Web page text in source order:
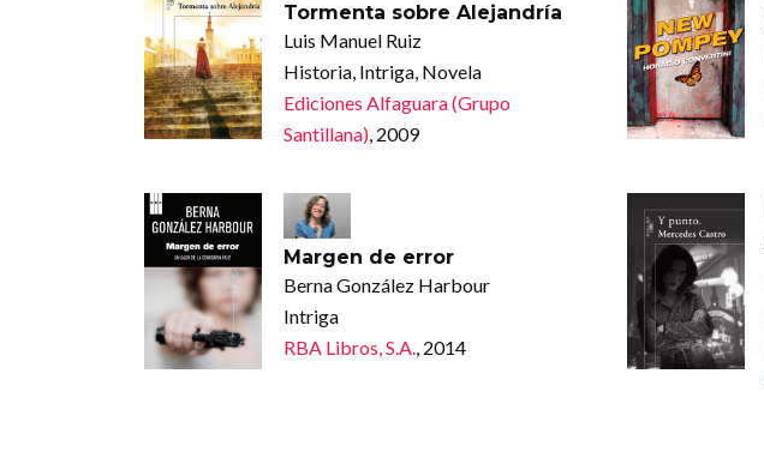
Tormenta sobre Alejandría
Luis Manuel Ruiz
Historia, Intriga, Novela
Ediciones Alfaguara (Grupo
Santillana), 2009
Margen de error
Berna González Harbour
Intriga
RBA Libros, S.A. , 2014